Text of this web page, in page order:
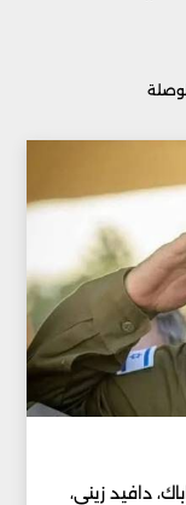
دافيد زيني،